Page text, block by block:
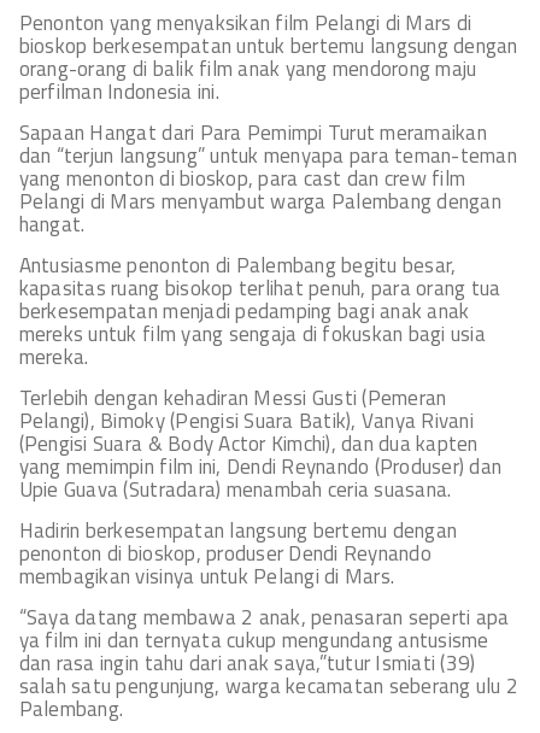
Penonton yang menyaksikan film Pelangi di Mars di
bioskop berkesempatan untuk bertemu langsung dengan
orang-orang di balik film anak yang mendorong maju
perfilman Indonesia ini.
Sapaan Hangat dari Para Pemimpi Turut meramaikan
dan “terjun langsung” untuk menyapa para teman-teman
yang menonton di bioskop, para cast dan crew film
Pelangi di Mars menyambut warga Palembang dengan
hangat.
Antusiasme penonton di Palembang begitu besar,
kapasitas ruang bisokop terlihat penuh, para orang tua
berkesempatan menjadi pedamping bagi anak anak
mereks untuk film yang sengaja di fokuskan bagi usia
mereka.
Terlebih dengan kehadiran Messi Gusti (Pemeran
Pelangi), Bimoky (Pengisi Suara Batik), Vanya Rivani
(Pengisi Suara & Body Actor Kimchi), dan dua kapten
yang memimpin film ini, Dendi Reynando (Produser) dan
Upie Guava (Sutradara) menambah ceria suasana.
Hadirin berkesempatan langsung bertemu dengan
penonton di bioskop, produser Dendi Reynando
membagikan visinya untuk Pelangi di Mars.
“Saya datang membawa 2 anak, penasaran seperti apa
ya film ini dan ternyata cukup mengundang antusisme
dan rasa ingin tahu dari anak saya,”tutur Ismiati (39)
salah satu pengunjung, warga kecamatan seberang ulu 2
Palembang.